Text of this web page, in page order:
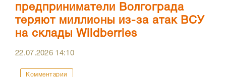
предприниматели Волгограда
теряют миллионы из-за атак ВСУ
на склады Wildberries
22.07.2026 14:10
Комментарии